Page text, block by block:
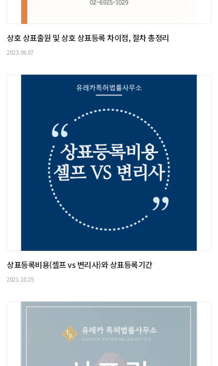
상호 상표출원 및 상호 상표등록 차이점, 절차 총정리
2023.06.07
상표등록비용(셀프 vs 변리사)와 상표등록기간
2021.10.25